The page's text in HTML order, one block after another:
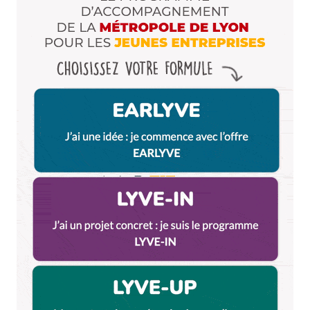
Pleiiiiiiiiiiiin de bonnes adresses encore: pour se
cultiver:
– de manière patrimoniale, le musée d’Art et
d’Industrie et ses supers expos (mode, beaux vélos,
armes même pas rebutantes);
– pour aller « au fond », le musée de la Mine
– le musée d’art moderne bien sûr, qui a la 2e
collection nationale derrière Beaubourg;
Pour bien manger: La corne d’Auroch et son
serveur si sympa; l’Agapée et sa haute-cuisine
abordable. D’autres dont j’ai oublié le nom. Le
Gust’um pour ses exccellents bagels, grosses
salades et plats tout prêts sur le pouce. Himiko et
ses bons sushis faits sous nos yeux!
Voilà, fallait pas louper ça!